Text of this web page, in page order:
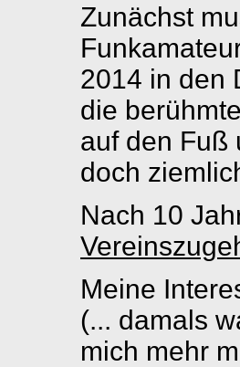
Zunächst
2014 in den
die
auf den Fuß
doch
Nach 10
Meine
(... damals
mich mehr